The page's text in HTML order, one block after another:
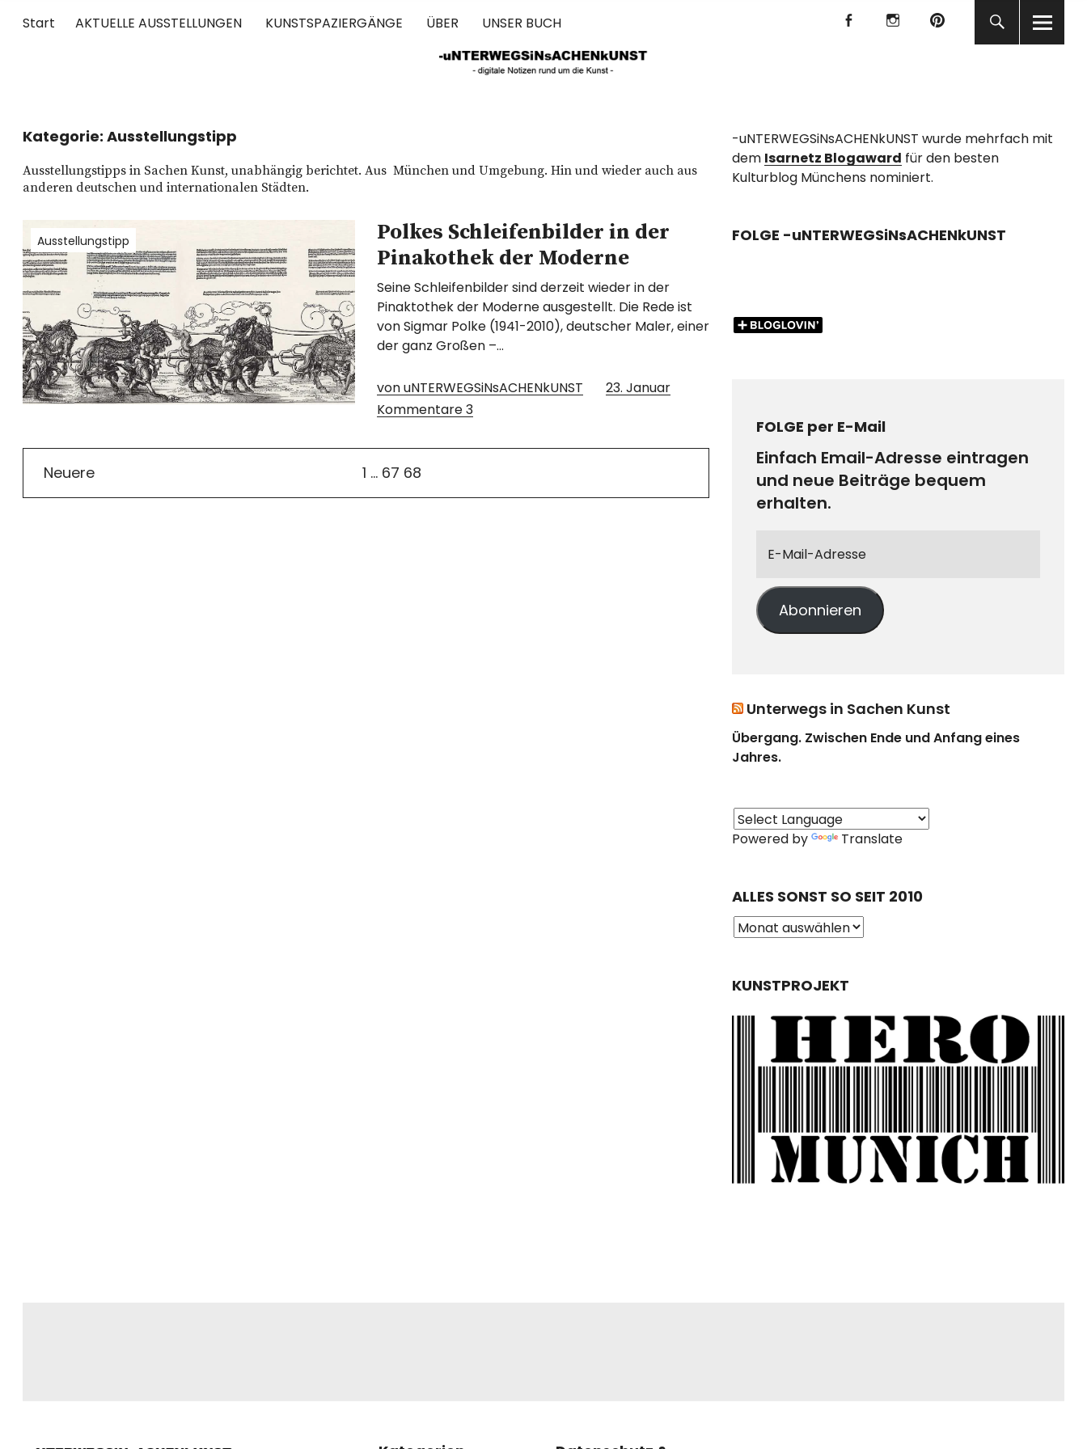
Start AKTUELLE AUSSTELLUNGEN KUNSTSPAZIERGÄNGE ÜBER UNSER BUCH
UNTERWEGS IN SACHEN KUNST
f I P
Kategorie: Ausstellungstipp
Ausstellungstipps in Sachen Kunst, unabhängig berichtet. Aus München und Umgebung. Hin und wieder auch aus
anderen deutschen und internationalen Städten.
Ausstellungstipp
Polkes Schleifenbilder in der
Pinakothek der Moderne
Seine Schleifenbilder sind derzeit wieder in der
Pinaktothek der Moderne ausgestellt. Die Rede ist
von Sigmar Polke (1941-2010), deutscher Maler, einer
der ganz Großen –…
von uNTERWEGSiNsACHENkUNST
23. Januar
Kommentare3
Neuere 1 … 67 68
-uNTERWEGSiNsACHENkUNST wurde mehrfach mit
dem Isarnetz Blogaward für den besten
Kulturblog Münchens nominiert.
FOLGE -uNTERWEGSiNsACHENkUNST
FOLGE per E-Mail
Einfach Email-Adresse eintragen
und neue Beiträge bequem
erhalten.
Abonnieren
Unterwegs in Sachen Kunst
Übergang. Zwischen Ende und Anfang eines
Jahres.
Powered by Translate
ALLES SONST SO SEIT 2010
KUNSTPROJEKT